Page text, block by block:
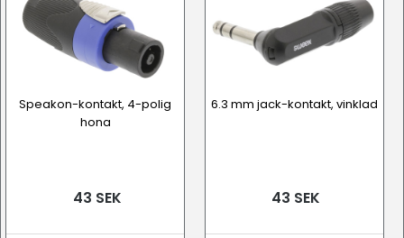
Speakon-kontakt, 4-polig
hona
43 SEK
6.3 mm jack-kontakt, vinklad
43 SEK